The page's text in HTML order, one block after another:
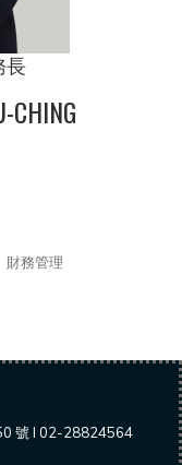
長
財務管理
號 l 02-28824564